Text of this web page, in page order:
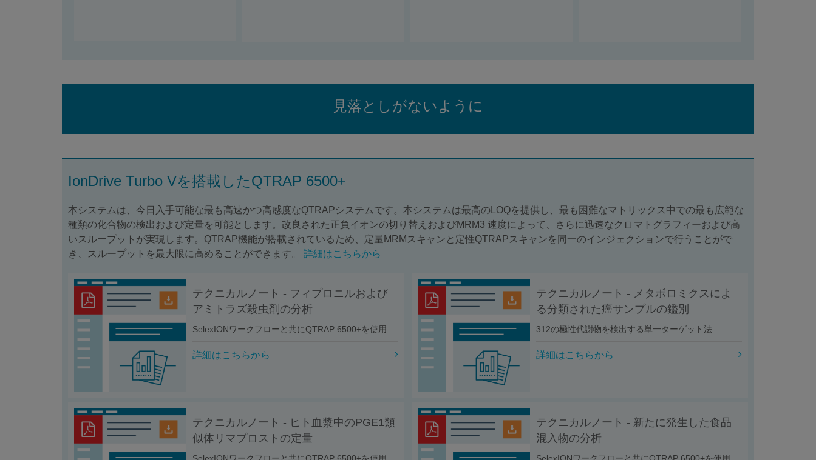
見落としがないように
IonDrive Turbo Vを搭載したQTRAP 6500+
本システムは、今日入手可能な最も高速かつ高感度なQTRAPシステムです。本システムは最高のLOQを提供し、最も困難なマトリックス中での最も広範な
種類の化合物の検出および定量を可能とします。改良された正負イオンの切り替えおよびMRM3 速度によって、さらに迅速なクロマトグラフィーおよび高
いスループットが実現します。QTRAP機能が搭載されているため、定量MRMスキャンと定性QTRAPスキャンを同一のインジェクションで行うことがで
き、スループットを最大限に高めることができます。 詳細はこちらから
テクニカルノート - フィプロニルおよび
アミトラズ殺虫剤の分析
SelexIONワークフローと共にQTRAP 6500+を使用
詳細はこちらから
テクニカルノート - メタボロミクスによ
る分類された癌サンプルの鑑別
312の極性代謝物を検出する単一ターゲット法
詳細はこちらから
テクニカルノート - ヒト血漿中のPGE1類
似体リマプロストの定量
テクニカルノート - 新たに発生した食品
混入物の分析